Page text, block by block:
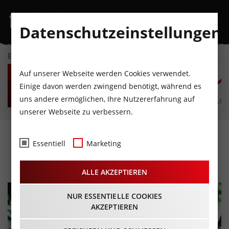
EVENTKALENDER
SO
9
AUGUST
MO
10
AUGUST
DI
11
AUGUST
MI
12
AUGUST
DO
13
AUGUST
Manuel Rubey „Goldfisch“
19.10.2022 - Beginn 20:00 Uhr
Datenschutzeinstellungen
Auf unserer Webseite werden Cookies verwendet.
Einige davon werden zwingend benötigt, während es
uns andere ermöglichen, Ihre Nutzererfahrung auf
unserer Webseite zu verbessern.
Essentiell Marketing
ALLE AKZEPTIEREN
NUR ESSENTIELLE COOKIES
AKZEPTIEREN